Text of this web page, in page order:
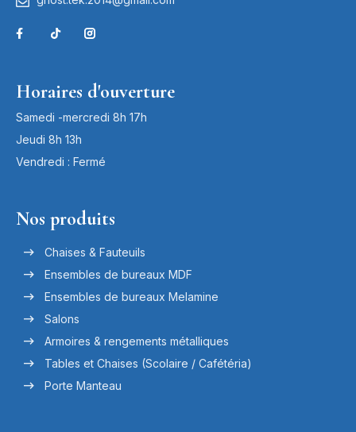
Horaires d'ouverture
Samedi -mercredi 8h 17h
Jeudi 8h 13h
Vendredi : Fermé
Nos produits
Chaises & Fauteuils
Ensembles de bureaux MDF
Ensembles de bureaux Melamine
Salons
Armoires & rengements métalliques
Tables et Chaises (Scolaire / Cafétéria)
Porte Manteau